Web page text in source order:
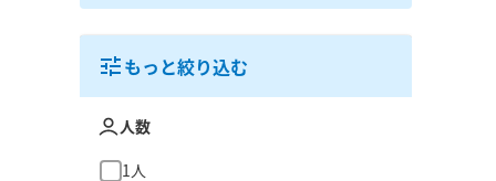
もっと絞り込む
人数
1人